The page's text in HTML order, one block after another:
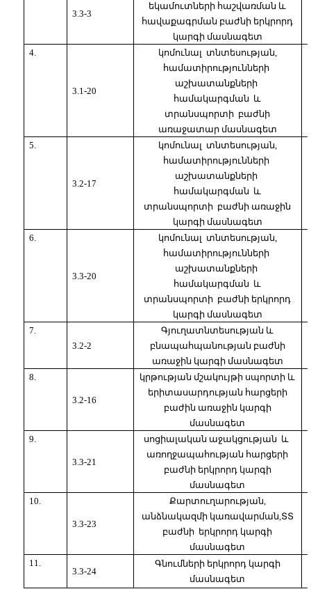
3.3-3
եկամուտների հաշվառման և
հավաքագրման բաժնի երկրորդ
կարգի մասնագետ
4.
3.1-20
կոմունալ տնտեսության,
համատիրությունների
աշխատանքների
համակարգման և
տրանսպորտի բաժնի
առաջատար մասնագետ
5.
3.2-17
կոմունալ տնտեսության,
համատիրությունների
աշխատանքների
համակարգման և
տրանսպորտի բաժնի առաջին
կարգի մասնագետ
6.
3.3-20
կոմունալ տնտեսության,
համատիրությունների
աշխատանքների
համակարգման և
տրանսպորտի բաժնի երկրորդ
կարգի մասնագետ
7.
3.2-2
Գյուղատնտեսության և
բնապահպանության բաժնի
առաջին կարգի մասնագետ
8.
3.2-16
կրթության մշակույթի սպորտի և
երիտասարդության հարցերի
բաժին առաջին կարգի
մասնագետ
9.
3.3-21
սոցիալական աջակցության և
առողջապահության հարցերի
բաժնի երկրորդ կարգի
մասնագետ
10.
3.3-23
Քարտուղարության,
անձնակազմի կառավարման,ՏՏ
բաժնի երկրորդ կարգի
մասնագետ
11.
3.3-24
Գնումների երկրորդ կարգի
մասնագետ